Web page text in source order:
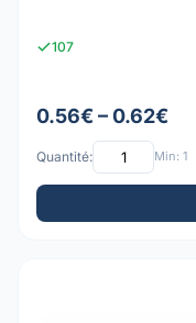
107
0.56€ – 0.62€
Quantité: Min: 1